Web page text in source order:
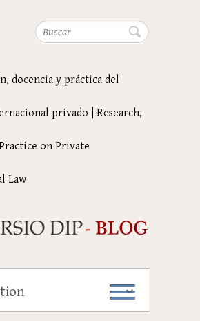
Buscar
docencia y práctica del
privado | Research,
on Private
Law